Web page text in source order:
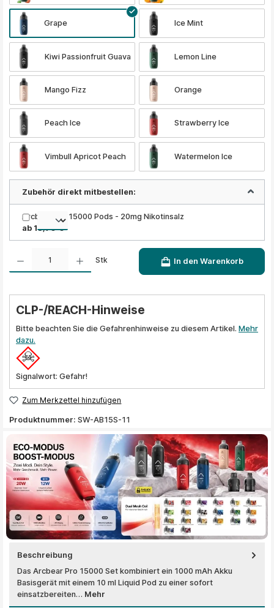
Grape Ice Mint
Kiwi Passionfruit Guava Lemon Line
Mango Fizz Orange
Peach Ice Strawberry Ice
Vimbull Apricot Peach Watermelon Ice
Zubehör direkt mitbestellen:
Arcbear Pro 15000 Pods - 20mg Nikotinsalz
ab 13,90 €
Produkt Anzahl: Gib den gewünschten Wert ein oder benutze die Schaltflächen um die
Stk In den Warenkorb
CLP-/REACH-Hinweise
Bitte beachten Sie die Gefahrenhinweise zu diesem Artikel. Mehr
dazu.
Signalwort: Gefahr!
Zum Merkzettel hinzufügen
Produktnummer: SW-AB15S-11
Beschreibung
Das Arcbear Pro 15000 Set kombiniert ein 1000 mAh Akku
Basisgerät mit einem 10 ml Liquid Pod zu einer sofort
einsatzbereiten… Mehr